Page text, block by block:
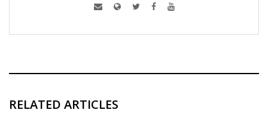
RELATED ARTICLES